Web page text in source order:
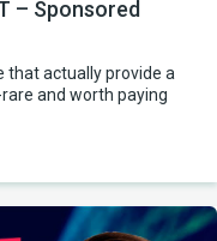
– Sponsored
that actually provide a
and worth paying